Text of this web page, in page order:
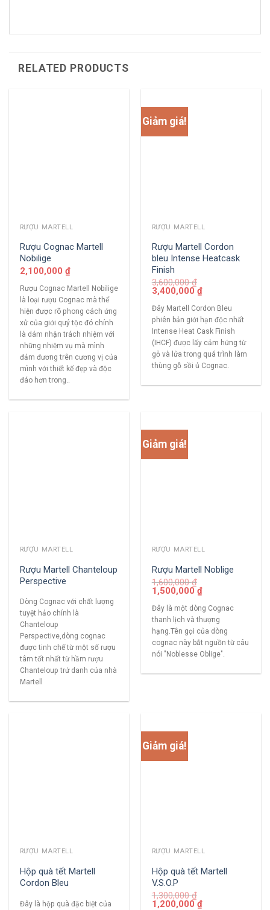
RELATED PRODUCTS
RƯỢU MARTELL
Rượu Cognac Martell
Nobilige
2,100,000 ₫
Rượu Cognac Martell Nobilige
là loại rượu Cognac mà thể
hiện được rõ phong cách ứng
xử của giới quý tộc đó chính
là dám nhận trách nhiệm với
những nhiệm vụ mà mình
đảm đương trên cương vị của
mình với thiết kế đẹp và độc
đáo hơn trong..
Giảm giá!
RƯỢU MARTELL
Rượu Martell Cordon
bleu Intense Heatcask
Finish
3,600,000₫
3,400,000₫
Đây Martell Cordon Bleu
phiên bản giới hạn độc nhất
Intense Heat Cask Finish
(IHCF) được lấy cảm hứng từ
gỗ và lửa trong quá trình làm
thùng gỗ sồi ủ Cognac.
RƯỢU MARTELL
Rượu Martell Chanteloup
Perspective
Dòng Cognac với chất lượng
tuyệt hảo chính là
Chanteloup
Perspective,dòng cognac
được tinh chế từ một số rượu
tâm tốt nhất từ hầm rượu
Chanteloup trứ danh của nhà
Martell
Giảm giá!
RƯỢU MARTELL
Rượu Martell Noblige
1,600,000₫
1,500,000₫
Đây là một dòng Cognac
thanh lịch và thượng
hạng.Tên gọi của dòng
cognac này bắt nguồn từ câu
nói "Noblesse Oblige".
RƯỢU MARTELL
Hộp quà tết Martell
Cordon Bleu
Đây là hộp quà đặc biệt của
Giảm giá!
RƯỢU MARTELL
Hộp quà tết Martell
V.S.O.P
1,300,000₫
1,200,000₫